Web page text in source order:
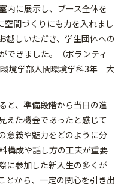
内に展示し、ブース全体を
空間づくりにも力を入れまし
越しいただき、学生団体への
できました。（ボランティ
境学部人間環境学科3年 大
と、準備段階から当日の進
えた機会であったと感じて
意義や魅力をどのように分
構成や話し方の工夫が重要
に参加した新入生の多くが
とから、一定の関心を引き出